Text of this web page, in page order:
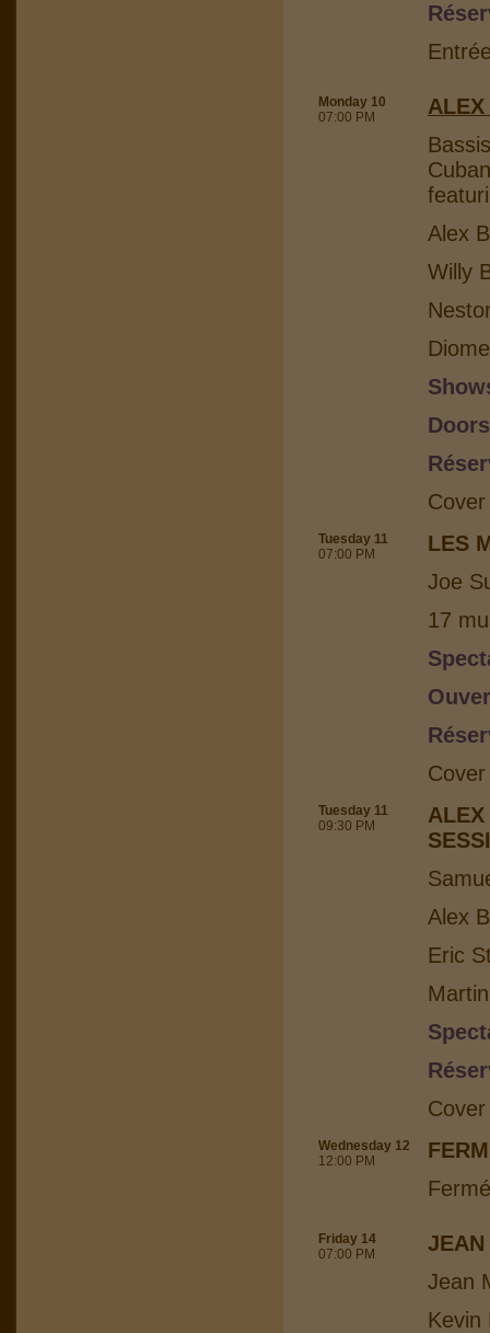
Monday 10
07:00 PM
Alex
Willy
Tuesday 11
07:00 PM
LES
Joe
17
Tuesday 11
09:30 PM
Alex
Eric
Wednesday 12
12:00 PM
Friday 14
07:00 PM
JEAN
Jean
Kevin